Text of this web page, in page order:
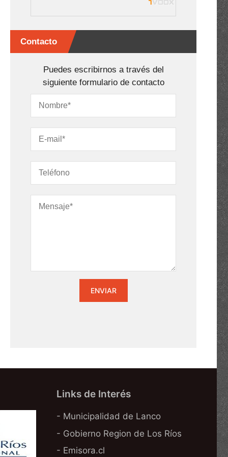
Contacto
Puedes escribirnos a través del
siguiente formulario de contacto
Links de Interés
- Municipalidad de Lanco
- Gobierno Region de Los Ríos
- Emisora.cl